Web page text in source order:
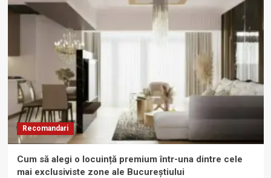
Recomandari
Cum să alegi o locuință premium într-una dintre cele
mai exclusiviste zone ale Bucureștiului